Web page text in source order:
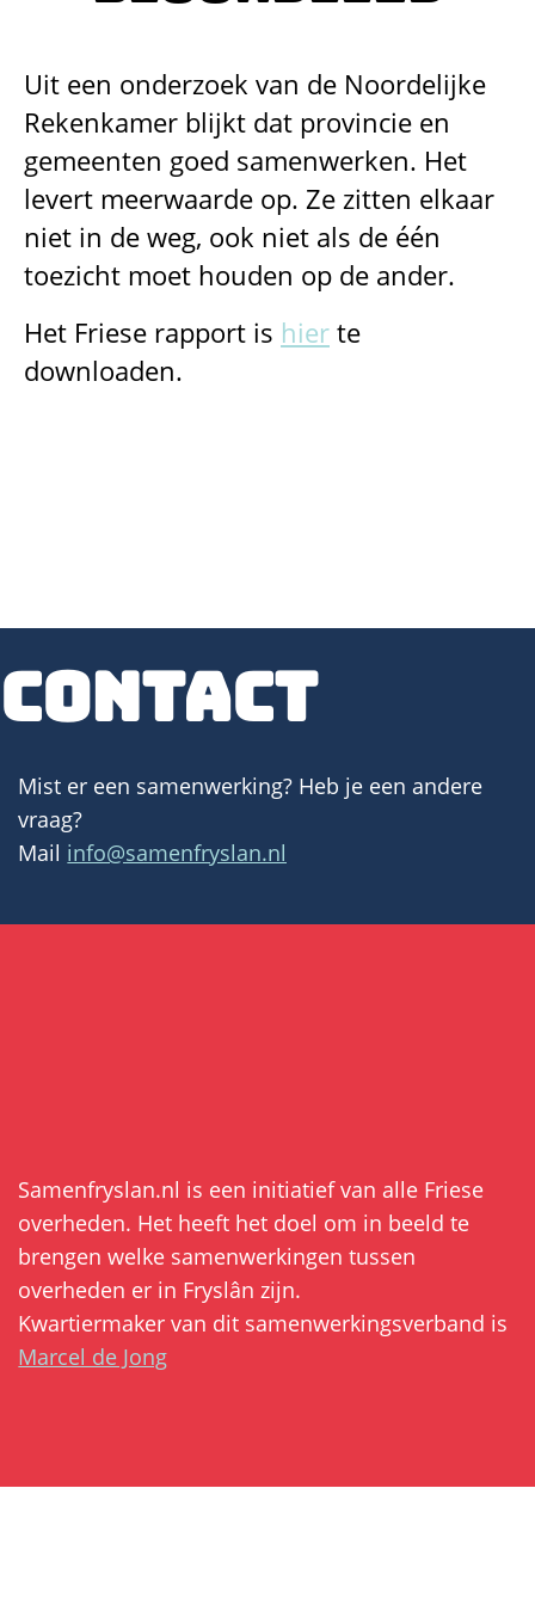
Uit een onderzoek van de Noordelijke
Rekenkamer blijkt dat provincie en
gemeenten goed samenwerken. Het
levert meerwaarde op. Ze zitten elkaar
niet in de weg, ook niet als de één
toezicht moet houden op de ander.
Het Friese rapport is hier te
downloaden.
Contact
Mist er een samenwerking? Heb je een andere
vraag?
Mail info@samenfryslan.nl
Samenfryslan.nl is een initiatief van alle Friese
overheden. Het heeft het doel om in beeld te
brengen welke samenwerkingen tussen
overheden er in Fryslân zijn.
Kwartiermaker van dit samenwerkingsverband is
Marcel de Jong